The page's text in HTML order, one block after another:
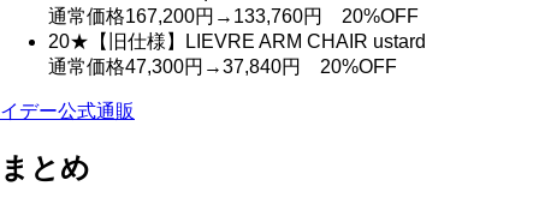
通常価格167,200円→133,760円 20%OFF
20★【旧仕様】LIEVRE ARM CHAIR ustard
通常価格47,300円→37,840円 20%OFF
イデー公式通販
まとめ